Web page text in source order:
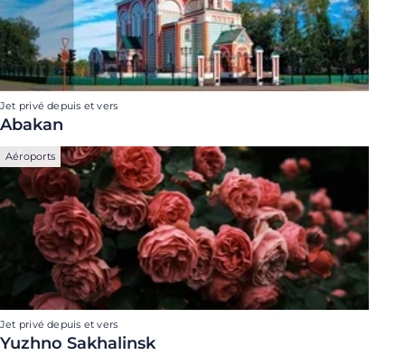
Jet privé depuis et vers
Abakan
Aéroports
Jet privé depuis et vers
Yuzhno Sakhalinsk